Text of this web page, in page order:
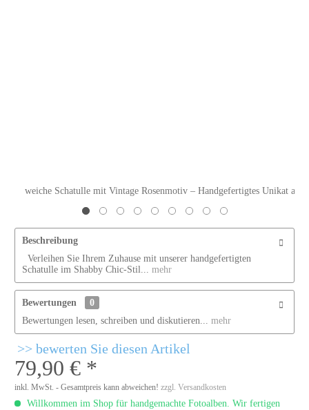
weiche Schatulle mit Vintage Rosenmotiv – Handgefertigtes Unikat aus
Beschreibung
Verleihen Sie Ihrem Zuhause mit unserer handgefertigten
Schatulle im Shabby Chic-Stil...
mehr
Bewertungen
0
Bewertungen lesen, schreiben und diskutieren...
mehr
bewerten Sie diesen Artikel
79,90 € *
inkl. MwSt. - Gesamtpreis kann abweichen!zzgl. Versandkosten
Willkommen im Shop für handgemachte Fotoalben. Wir fertigen